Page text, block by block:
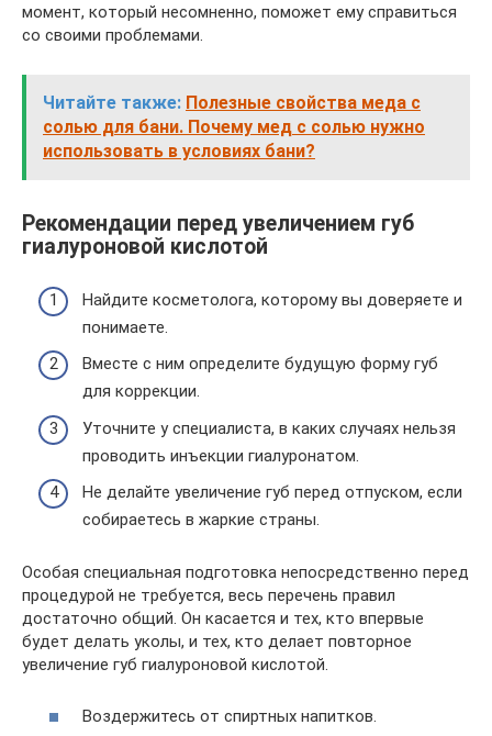
момент, который несомненно, поможет ему справиться
со своими проблемами.
Читайте также: Полезные свойства меда с
солью для бани. Почему мед с солью нужно
использовать в условиях бани?
Рекомендации перед увеличением губ
гиалуроновой кислотой
Найдите косметолога, которому вы доверяете и
понимаете.
Вместе с ним определите будущую форму губ
для коррекции.
Уточните у специалиста, в каких случаях нельзя
проводить инъекции гиалуронатом.
Не делайте увеличение губ перед отпуском, если
собираетесь в жаркие страны.
Особая специальная подготовка непосредственно перед
процедурой не требуется, весь перечень правил
достаточно общий. Он касается и тех, кто впервые
будет делать уколы, и тех, кто делает повторное
увеличение губ гиалуроновой кислотой.
Воздержитесь от спиртных напитков.